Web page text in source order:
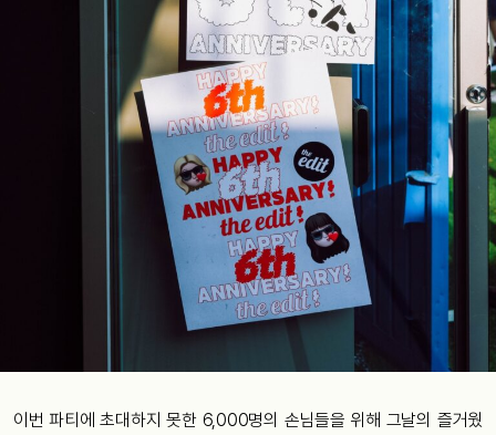
이번 파티에 초대하지 못한 6,000명의 손님들을 위해 그날의 즐거웠